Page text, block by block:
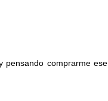
pensando comprarme ese